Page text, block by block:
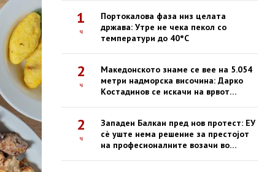
1
ч
Портокалова фаза низ целата
држава: Утре не чека пекол со
температури до 40°C
2
ч
Македонското знаме се вее на 5.054
метри надморска височина: Дарко
Костадинов се искачи на врвот
2
ч
Западен Балкан пред нов протест: ЕУ
сè уште нема решение за престојот
на професионалните возачи во